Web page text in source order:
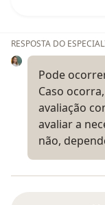
RESPOSTA DO
Pode
Caso
avaliação
avaliar a
não,